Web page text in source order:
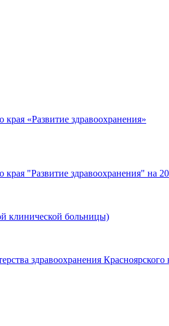
края «Развитие здравоохранения»
края "Развитие здравоохранения" на
клинической больницы)
здравоохранения Красноярского